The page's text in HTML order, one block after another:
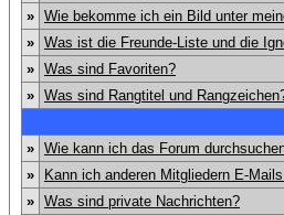
» Wie bekomme ich ein Bild unter
» Was ist die Freunde-Liste und die
» Was sind Favoriten?
» Was sind Rangtitel und
» Wie kann ich das Forum
»
Kann ich anderen Mitgliedern E-
» Was sind private Nachrichten?